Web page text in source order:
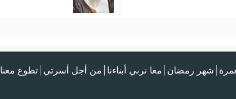
شهر رمضان معا نربي أبناءنا من أجل أسرتي تطوع معنا